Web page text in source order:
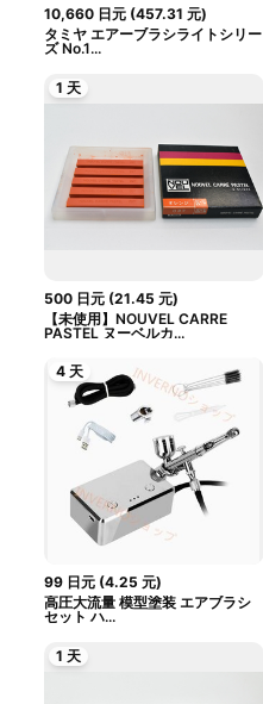
10,660 日元(457.31 元)
タミヤ エアーブラシライトシリー
ズ No.1...
1 天
500 日元(21.45 元)
【未使用】NOUVEL CARRE
PASTEL ヌーベルカ...
4 天
99 日元(4.25 元)
高圧大流量 模型塗装 エアブラシ
セット ハ...
1 天